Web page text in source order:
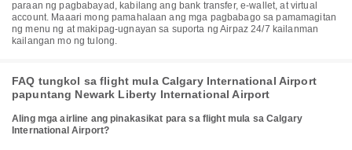
paraan ng pagbabayad, kabilang ang bank transfer, e-wallet, at virtual
account. Maaari mong pamahalaan ang mga pagbabago sa pamamagitan
ng menu ng at makipag-ugnayan sa suporta ng Airpaz 24/7 kailanman
kailangan mo ng tulong.
FAQ tungkol sa flight mula Calgary International Airport
papuntang Newark Liberty International Airport
Aling mga airline ang pinakasikat para sa flight mula sa Calgary
International Airport?